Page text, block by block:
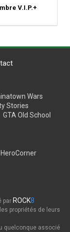
V.I.P.+
Wars
Stories
GTA Old School
HeroCorner
par ROCK8
propriétés de leurs
quelconque associé